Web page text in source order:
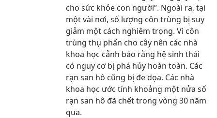
cho sức khỏe con người”. Ngoài ra, tại
một vài nơi, số lượng côn trùng bị suy
giảm một cách nghiêm trọng. Vì côn
trùng thụ phấn cho cây nên các nhà
khoa học cảnh báo rằng hệ sinh thái
có nguy cơ bị phá hủy hoàn toàn. Các
rạn san hô cũng bị đe dọa. Các nhà
khoa học ước tính khoảng một nửa số
rạn san hô đã chết trong vòng 30 năm
qua.